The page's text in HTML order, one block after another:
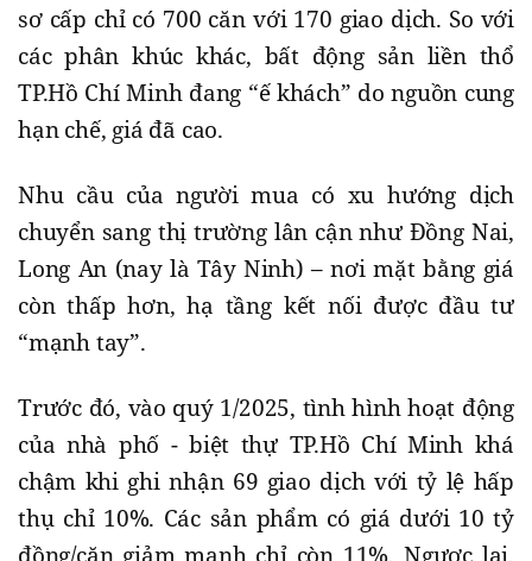
sơ cấp chỉ có 700 căn với 170 giao dịch. So với
các phân khúc khác, bất động sản liền thổ
TP.Hồ Chí Minh đang “ế khách” do nguồn cung
hạn chế, giá đã cao.
Nhu cầu của người mua có xu hướng dịch
chuyển sang thị trường lân cận như Đồng Nai,
Long An (nay là Tây Ninh) – nơi mặt bằng giá
còn thấp hơn, hạ tầng kết nối được đầu tư
“mạnh tay”.
Trước đó, vào quý 1/2025, tình hình hoạt động
của nhà phố - biệt thự TP.Hồ Chí Minh khá
chậm khi ghi nhận 69 giao dịch với tỷ lệ hấp
thụ chỉ 10%. Các sản phẩm có giá dưới 10 tỷ